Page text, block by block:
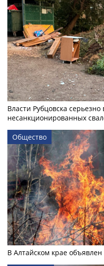
Власти Рубцовска
несанкционированных
Общество
В Алтайском крае